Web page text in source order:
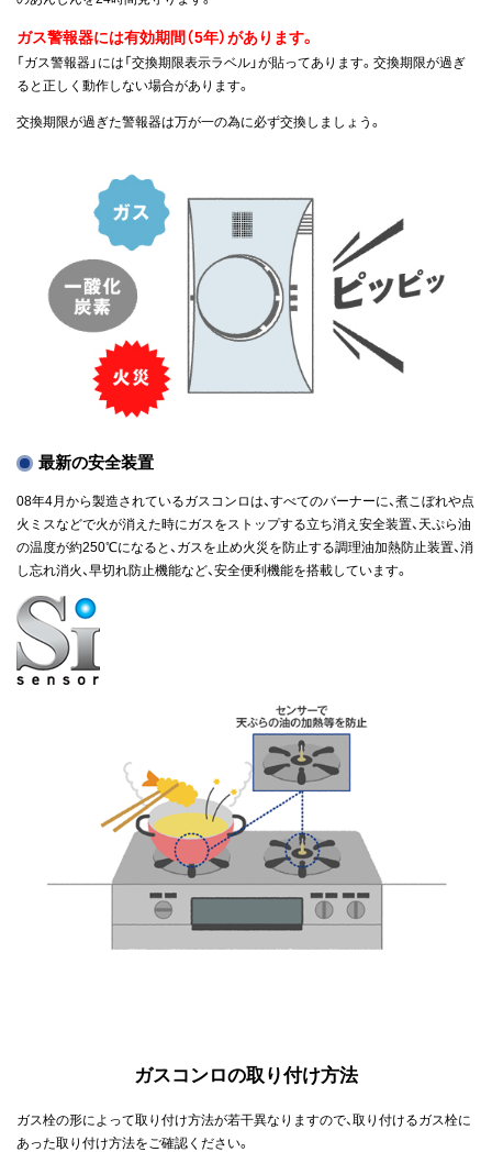
ガス警報器には有効期間（5年）があります。
「ガス警報器」には「交換期限表示ラベル」が貼ってあります。交換期限が過ぎ
ると正しく動作しない場合があります。
交換期限が過ぎた警報器は万が一の為に必ず交換しましょう。
最新の安全装置
08年4月から製造されているガスコンロは、すべてのバーナーに、煮こぼれや点
火ミスなどで火が消えた時にガスをストップする立ち消え安全装置、天ぷら油
の温度が約250℃になると、ガスを止め火災を防止する調理油加熱防止装置、消
し忘れ消火、早切れ防止機能など、安全便利機能を搭載しています。
ガスコンロの取り付け方法
ガス栓の形によって取り付け方法が若干異なりますので、取り付けるガス栓に
あった取り付け方法をご確認ください。